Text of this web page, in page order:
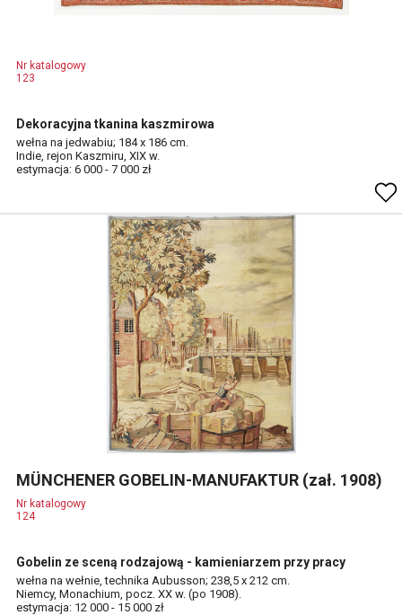
Nr katalogowy
123
Dekoracyjna tkanina kaszmirowa
wełna na jedwabiu; 184 x 186 cm.
Indie, rejon Kaszmiru, XIX w.
estymacja: 6 000 - 7 000 zł
MÜNCHENER GOBELIN-MANUFAKTUR (zał. 1908)
Nr katalogowy
124
Gobelin ze sceną rodzajową - kamieniarzem przy pracy
wełna na wełnie, technika Aubusson; 238,5 x 212 cm.
Niemcy, Monachium, pocz. XX w. (po 1908).
estymacja: 12 000 - 15 000 zł